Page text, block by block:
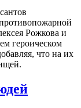
Рожкова и
героическом
что на их